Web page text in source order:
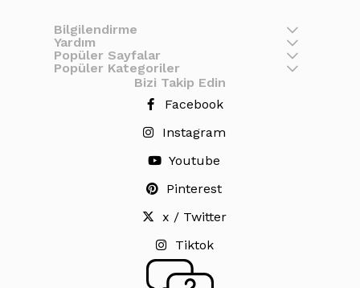
Bilgilendirme
Yardım
Popüler Sayfalar
Popüler Kategoriler
Bizi Takip Edin
Facebook
Instagram
Youtube
Pinterest
x / Twitter
Tiktok